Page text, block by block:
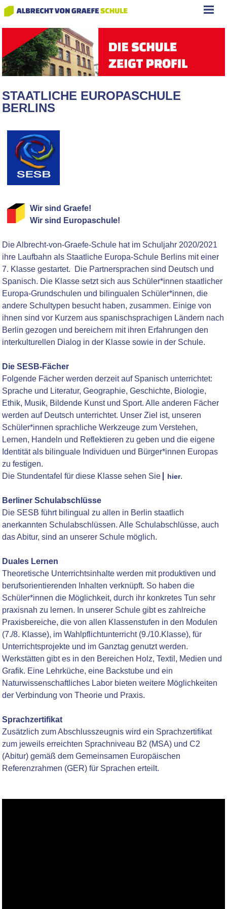
STAATLICHE EUROPASCHULE
BERLINS
Wir sind Graefe!
Wir sind Europaschule!
Die Albrecht-von-Graefe-Schule hat im Schuljahr 2020/2021
ihre Laufbahn als Staatliche Europa-Schule Berlins mit einer
7. Klasse gestartet. Die Partnersprachen sind Deutsch und
Spanisch. Die Klasse setzt sich aus Schüler*innen staatlicher
Europa-Grundschulen und bilingualen Schüler*innen, die
andere Schultypen besucht haben, zusammen. Einige von
ihnen sind vor Kurzem aus spanischsprachigen Ländern nach
Berlin gezogen und bereichern mit ihren Erfahrungen den
interkulturellen Dialog in der Klasse sowie in der Schule.
Die SESB-Fächer
Folgende Fächer werden derzeit auf Spanisch unterrichtet:
Sprache und Literatur, Geographie, Geschichte, Biologie,
Ethik, Musik, Bildende Kunst und Sport. Alle anderen Fächer
werden auf Deutsch unterrichtet. Unser Ziel ist, unseren
Schüler*innen sprachliche Werkzeuge zum Verstehen,
Lernen, Handeln und Reflektieren zu geben und die eigene
Identität als bilinguale Individuen und Bürger*innen Europas
zu festigen.
Die Stundentafel für diese Klasse sehen Sie
hier.
Berliner Schulabschlüsse
Die SESB führt bilingual zu allen in Berlin staatlich
anerkannten Schulabschlüssen. Alle Schulabschlüsse, auch
das Abitur, sind an unserer Schule möglich.
Duales Lernen
Theoretische Unterrichtsinhalte werden mit produktiven und
berufsorientierenden Inhalten verknüpft. So haben die
Schüler*innen die Möglichkeit, durch ihr konkretes Tun sehr
praxisnah zu lernen. In unserer Schule gibt es zahlreiche
Praxisbereiche, die von allen Klassenstufen in den Modulen
(7./8. Klasse), im Wahlpflichtunterricht (9./10.Klasse), für
Unterrichtsprojekte und im Ganztag genutzt werden.
Werkstätten gibt es in den Bereichen Holz, Textil, Medien und
Grafik. Eine Lehrküche, eine Backstube und ein
Naturwissenschaftliches Labor bieten weitere Möglichkeiten
der Verbindung von Theorie und Praxis.
Sprachzertifikat
Zusätzlich zum Abschlusszeugnis wird ein Sprachzertifikat
zum jeweils erreichten Sprachniveau B2 (MSA) und C2
(Abitur) gemäß dem Gemeinsamen Europäischen
Referenzrahmen (GER) für Sprachen erteilt.